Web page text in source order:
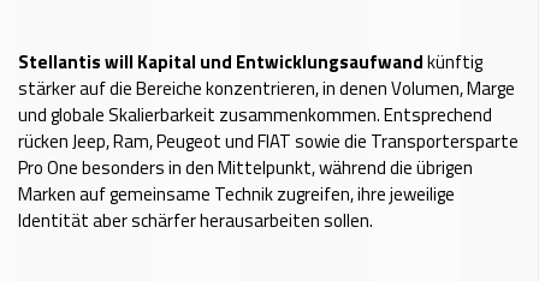
Stellantis will Kapital und Entwicklungsaufwandkünftig
stärker auf die Bereiche konzentrieren, in denen Volumen, Marge
und globale Skalierbarkeit zusammenkommen. Entsprechend
rücken Jeep, Ram, Peugeot und FIAT sowie die Transportersparte
Pro One besonders in den Mittelpunkt, während die übrigen
Marken auf gemeinsame Technik zugreifen, ihre jeweilige
Identität aber schärfer herausarbeiten sollen.